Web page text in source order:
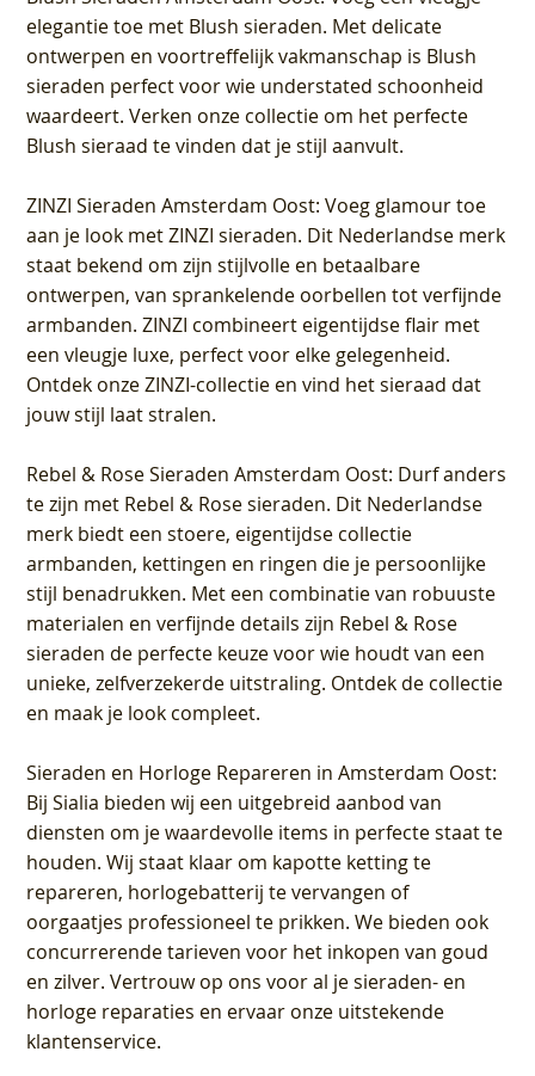
elegantie toe met Blush sieraden. Met delicate
ontwerpen en voortreffelijk vakmanschap is Blush
sieraden perfect voor wie understated schoonheid
waardeert. Verken onze collectie om het perfecte
Blush sieraad te vinden dat je stijl aanvult.
ZINZI Sieraden Amsterdam Oost: Voeg glamour toe
aan je look met ZINZI sieraden. Dit Nederlandse merk
staat bekend om zijn stijlvolle en betaalbare
ontwerpen, van sprankelende oorbellen tot verfijnde
armbanden. ZINZI combineert eigentijdse flair met
een vleugje luxe, perfect voor elke gelegenheid.
Ontdek onze ZINZI-collectie en vind het sieraad dat
jouw stijl laat stralen.
Rebel & Rose Sieraden Amsterdam Oost: Durf anders
te zijn met Rebel & Rose sieraden. Dit Nederlandse
merk biedt een stoere, eigentijdse collectie
armbanden, kettingen en ringen die je persoonlijke
stijl benadrukken. Met een combinatie van robuuste
materialen en verfijnde details zijn Rebel & Rose
sieraden de perfecte keuze voor wie houdt van een
unieke, zelfverzekerde uitstraling. Ontdek de collectie
en maak je look compleet.
Sieraden en Horloge Repareren in Amsterdam Oost:
Bij Sialia bieden wij een uitgebreid aanbod van
diensten om je waardevolle items in perfecte staat te
houden. Wij staat klaar om kapotte ketting te
repareren, horlogebatterij te vervangen of
oorgaatjes professioneel te prikken. We bieden ook
concurrerende tarieven voor het inkopen van goud
en zilver. Vertrouw op ons voor al je sieraden- en
horloge reparaties en ervaar onze uitstekende
klantenservice.